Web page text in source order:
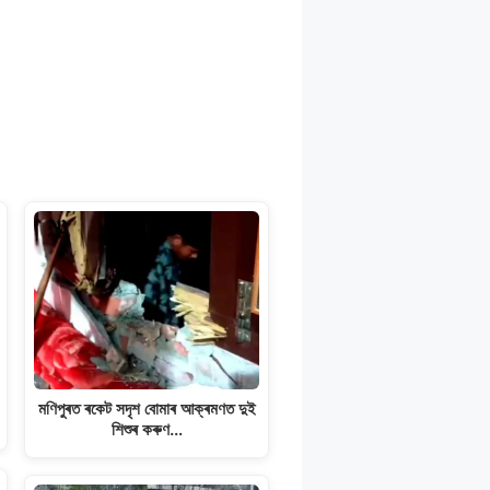
মণিপুৰত ৰকেট সদৃশ বোমাৰ আক্ৰমণত দুই
শিশুৰ কৰুণ…